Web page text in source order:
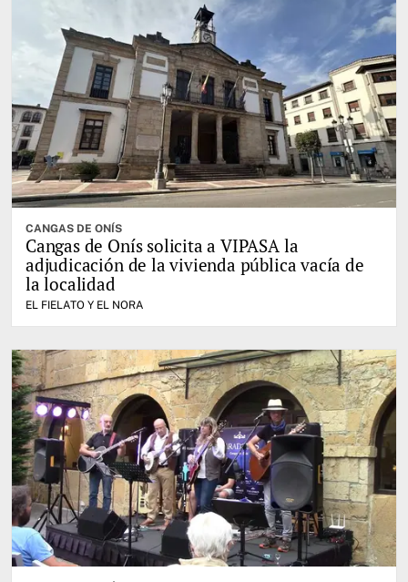
CANGAS DE ONÍS
Cangas de Onís solicita a VIPASA la
adjudicación de la vivienda pública vacía de
la localidad
EL FIELATO Y EL NORA